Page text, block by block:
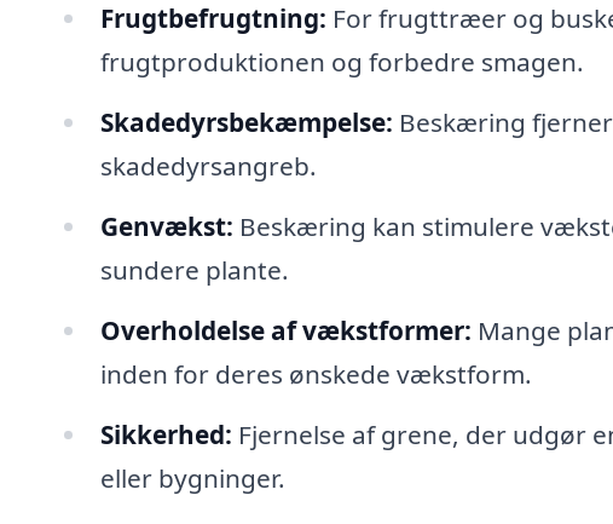
Frugtbefrugtning: For frugttræer og
frugtproduktionen og forbedre smagen.
Skadedyrsbekæmpelse: Beskæring
skadedyrsangreb.
Genvækst: Beskæring kan stimulere
sundere plante.
Overholdelse af vækstformer: Mange
inden for deres ønskede vækstform.
Sikkerhed: Fjernelse af grene, der udgør
eller bygninger.